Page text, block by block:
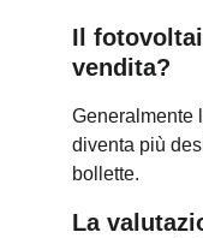
Il
vendita?
Generalmente
diventa più
bollette.
La